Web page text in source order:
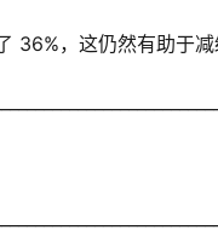
36%，这仍然有助于减